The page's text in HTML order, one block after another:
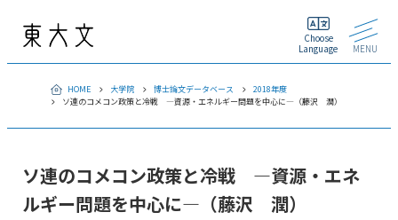
Choose
Language
MENU
HOME 大学院 博士論文データベース
2018年度
ソ連のコメコン政策と冷戦 —資源・エネルギー問題を中心に—（藤沢 潤）
ソ連のコメコン政策と冷戦 —資源・エネ
ルギー問題を中心に—（藤沢 潤）